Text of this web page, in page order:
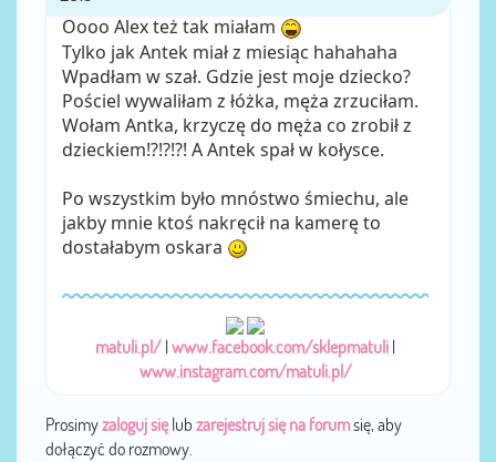
Oooo Alex też tak miałam
Tylko jak Antek miał z miesiąc hahahaha
Wpadłam w szał. Gdzie jest moje dziecko?
Pościel wywaliłam z łóżka, męża zrzuciłam.
Wołam Antka, krzyczę do męża co zrobił z
dzieckiem!?!?!?! A Antek spał w kołysce.
Po wszystkim było mnóstwo śmiechu, ale
jakby mnie ktoś nakręcił na kamerę to
dostałabym oskara
matuli.pl/ |www.facebook.com/sklepmatuli |
www.instagram.com/matuli.pl/
Prosimyzaloguj sięlub zarejestruj się na forumsię, aby
dołączyć do rozmowy.